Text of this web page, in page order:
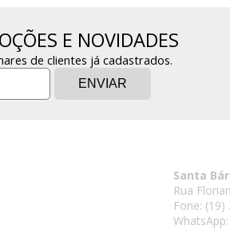
E NOVIDADES
de clientes já cadastrados.
ENVIAR
Santa
Rua
Fone: (19)